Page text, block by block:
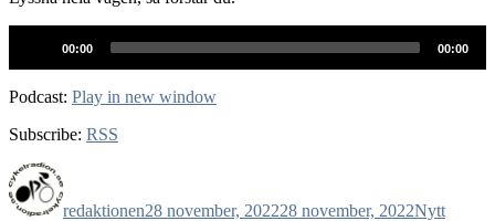
00:00 00:00
Podcast: Play in new window
Subscribe: RSS
redaktionen28 november, 202228 november, 2022Nytt